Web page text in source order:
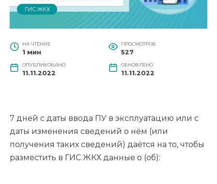
ГИС ЖКХ
НА ЧТЕНИЕ
1 мин
ПРОСМОТРОВ
527
ОПУБЛИКОВАНО
11.11.2022
ОБНОВЛЕНО
11.11.2022
7 дней с даты ввода ПУ в эксплуатацию или с
даты изменения сведений о нём (или
получения таких сведений) даётся на то, чтобы
разместить в ГИС ЖКХ данные о (об):